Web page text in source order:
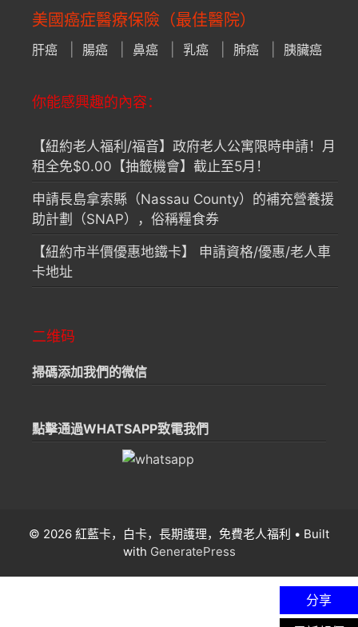
分享
美國癌症醫療保險（最佳醫院）
肝癌 腸癌 鼻癌 乳癌 肺癌 胰臟癌
你能感興趣的內容：
【紐約老人福利/福音】政府老人公寓限時申請！月
租全免$0.00【抽籤機會】截止至5月！
申請長島拿索縣（Nassau County）的補充營養援
助計劃（SNAP），俗稱糧食券
【紐約市半價優惠地鐵卡】 申請資格/優惠/老人車
卡地址
二维码
掃碼添加我們的微信
點擊通過WHATSAPP致電我們
© 2026 紅藍卡，白卡，長期護理，免費老人福利 • Built
with GeneratePress